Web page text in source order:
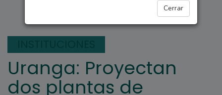
Cerrar
Uranga: Proyectan
dos plantas de